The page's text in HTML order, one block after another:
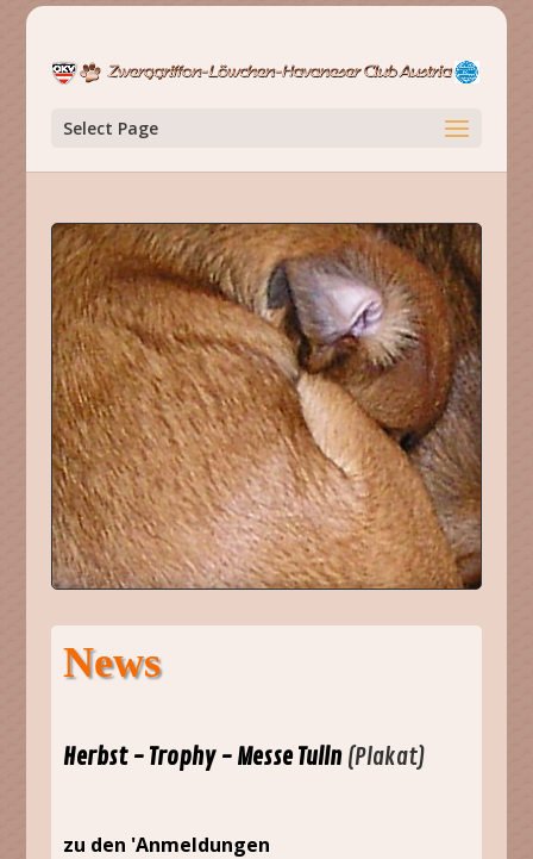
Select Page
News
Herbst - Trophy - Messe Tulln(Plakat)
zu den 'Anmeldungen